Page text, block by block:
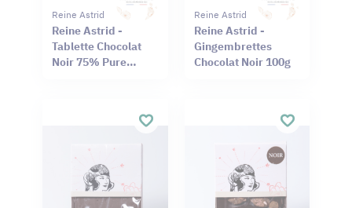
Reine Astrid
Reine Astrid -
Tablette Chocolat
Noir 75% Pure
Reine Astrid
Reine Astrid -
Gingembrettes
Chocolat Noir 100g